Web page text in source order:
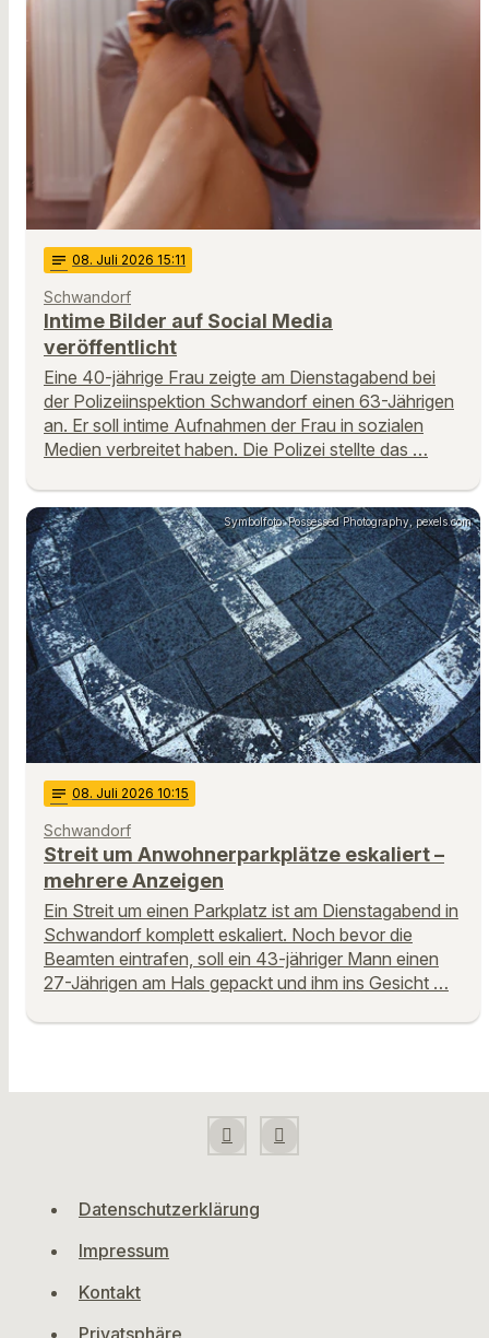
notes 08. Juli 2026 15:11
Schwandorf
Intime Bilder auf Social Media
veröffentlicht
Eine 40-jährige Frau zeigte am Dienstagabend bei
der Polizeiinspektion Schwandorf einen 63-Jährigen
an. Er soll intime Aufnahmen der Frau in sozialen
Medien verbreitet haben. Die Polizei stellte das …
Symbolfoto: Possessed Photography, pexels.com
notes 08. Juli 2026 10:15
Schwandorf
Streit um Anwohnerparkplätze eskaliert –
mehrere Anzeigen
Ein Streit um einen Parkplatz ist am Dienstagabend in
Schwandorf komplett eskaliert. Noch bevor die
Beamten eintrafen, soll ein 43-jähriger Mann einen
27-Jährigen am Hals gepackt und ihm ins Gesicht …
Datenschutzerklärung
Impressum
Kontakt
Privatsphäre